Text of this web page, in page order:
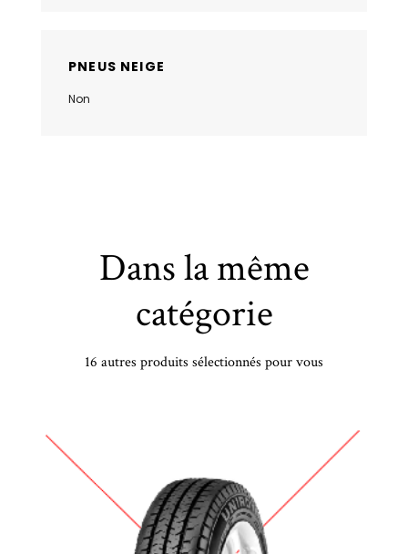
PNEUS NEIGE
Non
Dans la même
catégorie
16 autres produits sélectionnés pour vous